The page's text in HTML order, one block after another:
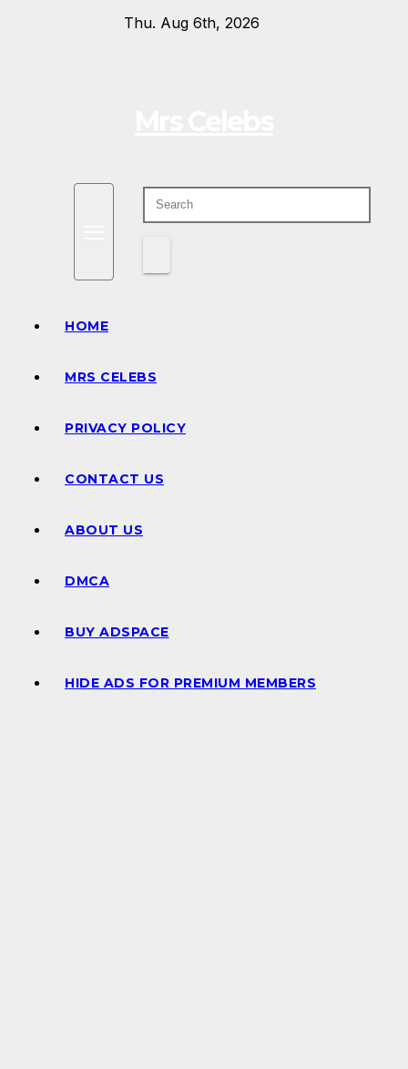
Thu. Aug 6th, 2026
HOME
MRS CELEBS
PRIVACY POLICY
CONTACT US
ABOUT US
DMCA
BUY ADSPACE
HIDE ADS FOR PREMIUM MEMBERS